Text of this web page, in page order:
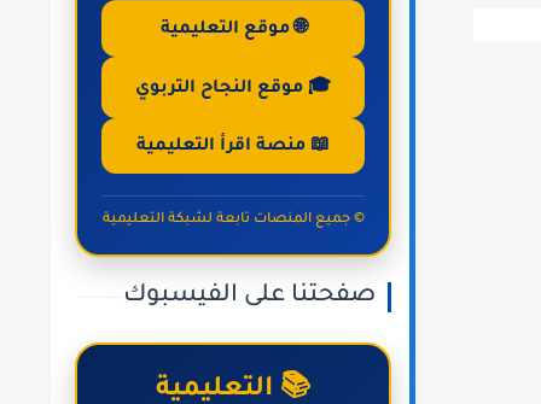
🌐 موقع التعليمية
🎓 موقع النجاح التربوي
📖 منصة اقرأ التعليمية
© جميع المنصات تابعة لشبكة التعليمية
صفحتنا على الفيسبوك
📚 التعليمية